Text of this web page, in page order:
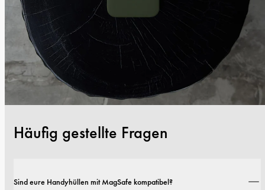
Häufig gestellte Fragen
Sind eure Handyhüllen mit MagSafe kompatibel?